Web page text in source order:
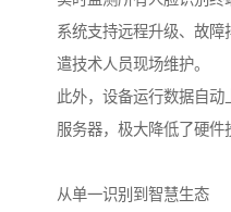
系统支持远程升级、故
遣技术人员现场维护。
此外，设备运行数据自
服务器，极大降低了硬件
从单一识别到智慧生态